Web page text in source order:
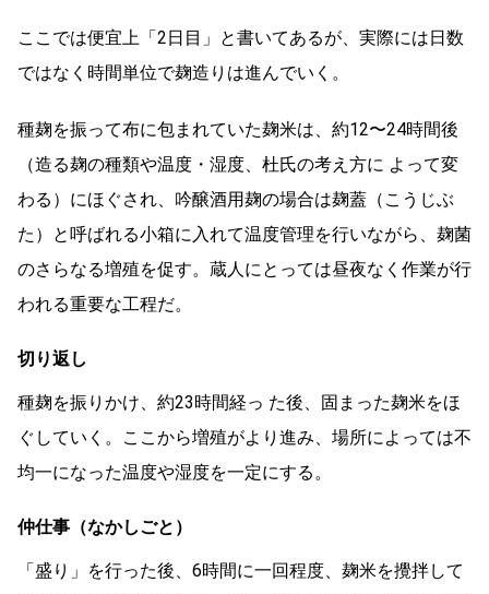
ここでは便宜上「2日目」と書いてあるが、実際には日数
ではなく時間単位で麹造りは進んでいく。
種麹を振って布に包まれていた麹米は、約12〜24時間後
（造る麹の種類や温度・湿度、杜氏の考え方に よって変
わる）にほぐされ、吟醸酒用麹の場合は麹蓋（こうじぶ
た）と呼ばれる小箱に入れて温度管理を行いながら、麹菌
のさらなる増殖を促す。蔵人にとっては昼夜なく作業が行
われる重要な工程だ。
切り返し
種麹を振りかけ、約23時間経っ た後、固まった麹米をほ
ぐしていく。ここから増殖がより進み、場所によっては不
均一になった温度や湿度を一定にする。
仲仕事（なかしごと）
「盛り」を行った後、6時間に一回程度、麹米を攪拌して